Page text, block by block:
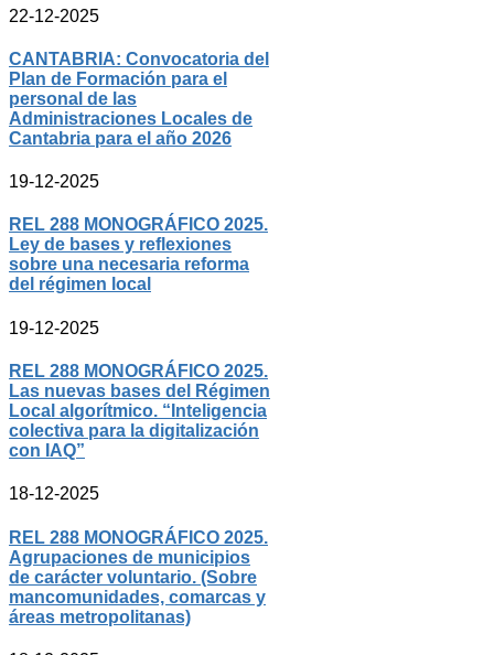
22-12-2025
CANTABRIA: Convocatoria del
Plan de Formación para el
personal de las
Administraciones Locales de
Cantabria para el año 2026
19-12-2025
REL 288 MONOGRÁFICO 2025.
Ley de bases y reflexiones
sobre una necesaria reforma
del régimen local
19-12-2025
REL 288 MONOGRÁFICO 2025.
Las nuevas bases del Régimen
Local algorítmico. “Inteligencia
colectiva para la digitalización
con IAQ”
18-12-2025
REL 288 MONOGRÁFICO 2025.
Agrupaciones de municipios
de carácter voluntario. (Sobre
mancomunidades, comarcas y
áreas metropolitanas)